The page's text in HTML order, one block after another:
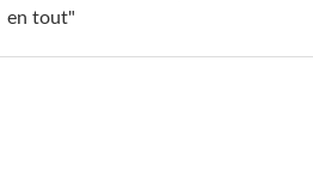
en tout"